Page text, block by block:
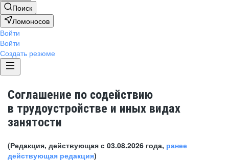
Поиск
Ломоносов
Войти
Войти
Создать резюме
Соглашение по содействию
в трудоустройстве и иных видах
занятости
(Редакция, действующая с 03.08.2026 года, ранее
действующая редакция)